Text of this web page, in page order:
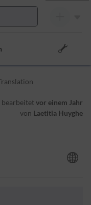
bearbeitetvor einem Jahr
von Laetitia Huyghe